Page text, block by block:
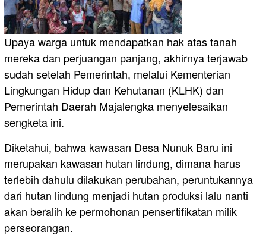
Upaya warga untuk mendapatkan hak atas tanah
mereka dan perjuangan panjang, akhirnya terjawab
sudah setelah Pemerintah, melalui Kementerian
Lingkungan Hidup dan Kehutanan (KLHK) dan
Pemerintah Daerah Majalengka menyelesaikan
sengketa ini.
Diketahui, bahwa kawasan Desa Nunuk Baru ini
merupakan kawasan hutan lindung, dimana harus
terlebih dahulu dilakukan perubahan, peruntukannya
dari hutan lindung menjadi hutan produksi lalu nanti
akan beralih ke permohonan pensertifikatan milik
perseorangan.